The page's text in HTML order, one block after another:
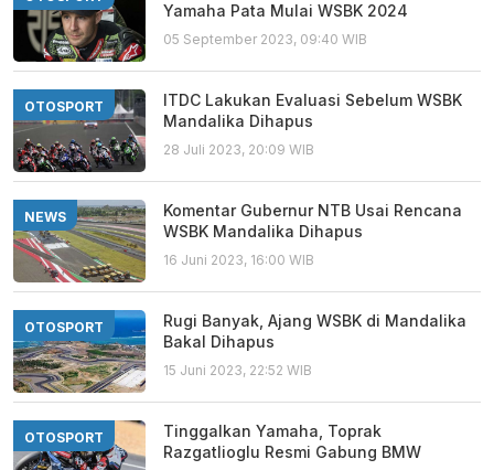
Yamaha Pata Mulai WSBK 2024
05 September 2023, 09:40 WIB
OTOSPORT
ITDC Lakukan Evaluasi Sebelum WSBK
Mandalika Dihapus
28 Juli 2023, 20:09 WIB
NEWS
Komentar Gubernur NTB Usai Rencana
WSBK Mandalika Dihapus
16 Juni 2023, 16:00 WIB
OTOSPORT
Rugi Banyak, Ajang WSBK di Mandalika
Bakal Dihapus
15 Juni 2023, 22:52 WIB
OTOSPORT
Tinggalkan Yamaha, Toprak
Razgatlioglu Resmi Gabung BMW